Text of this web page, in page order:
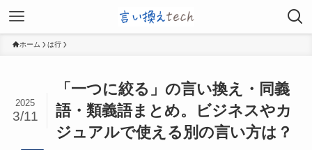
ホーム は行
「一つに絞る」の言い換え・同義
語・類義語まとめ。ビジネスやカ
ジュアルで使える別の言い方は？
2025
3/11